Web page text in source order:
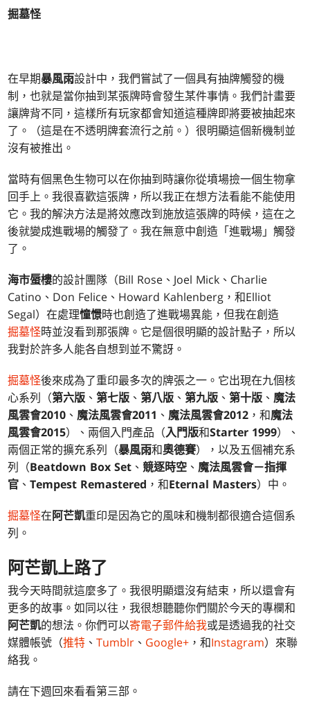
掘墓怪
在早期暴風雨設計中，我們嘗試了一個具有抽牌觸發的機
制，也就是當你抽到某張牌時會發生某件事情。我們計畫要
讓牌背不同，這樣所有玩家都會知道這種牌即將要被抽起來
了。（這是在不透明牌套流行之前。）很明顯這個新機制並
沒有被推出。
當時有個黑色生物可以在你抽到時讓你從墳場撿一個生物拿
回手上。我很喜歡這張牌，所以我正在想方法看能不能使用
它。我的解決方法是將效應改到施放這張牌的時候，這在之
後就變成進戰場的觸發了。我在無意中創造「進戰場」觸發
了。
海市蜃樓的設計團隊（Bill Rose、Joel Mick、Charlie
Catino、Don Felice、Howard Kahlenberg，和Elliot
Segal）在處理憧憬時也創造了進戰場異能，但我在創造
掘墓怪時並沒看到那張牌。它是個很明顯的設計點子，所以
我對於許多人能各自想到並不驚訝。
掘墓怪後來成為了重印最多次的牌張之一。它出現在九個核
心系列（第六版 、第七版 、第八版 、第九版 、第十版 、 魔法
風雲會2010 、 魔法風雲會2011 、 魔法風雲會2012 ，和魔法
風雲會2015）、兩個入門產品（入門版和Starter 1999）、
兩個正常的擴充系列（暴風雨和奧德賽），以及五個補充系
列（Beatdown Box Set 、 競逐時空 、 魔法風雲會－指揮
官 、Tempest Remastered ，和Eternal Masters）中。
掘墓怪在阿芒凱重印是因為它的風味和機制都很適合這個系
列。
阿芒凱上路了
我今天時間就這麼多了。我很明顯還沒有結束，所以還會有
更多的故事。如同以往，我很想聽聽你們關於今天的專欄和
阿芒凱的想法。你們可以寄電子郵件給我或是透過我的社交
媒體帳號（推特 、Tumblr 、 Google+ ，和Instagram）來聯
絡我。
請在下週回來看看第三部。